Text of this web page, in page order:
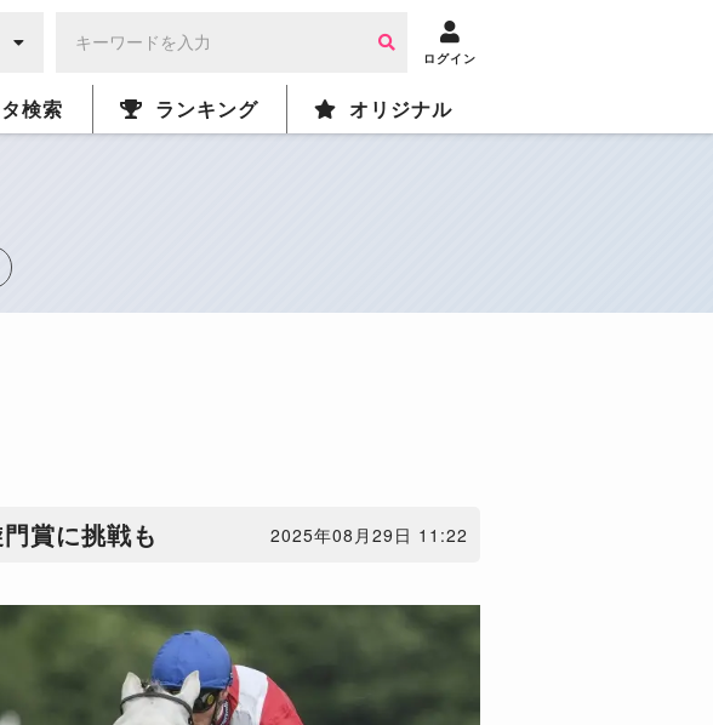
ログイン
検索 ランキング オリジナル
賞に挑戦も 2025年08月29日 11:22